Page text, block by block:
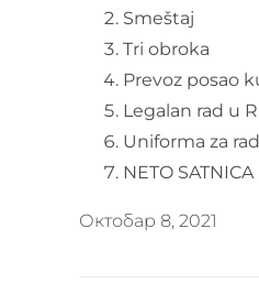
Smeštaj
Tri obroka
Prevoz posao
Legalan rad u
Uniforma za rad
NETO
Октобар 8, 2021